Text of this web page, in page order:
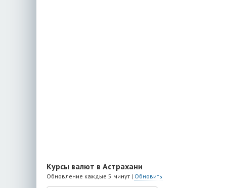
Курсы валют в Астрахани
Обновление каждые 5 минут | Обновить